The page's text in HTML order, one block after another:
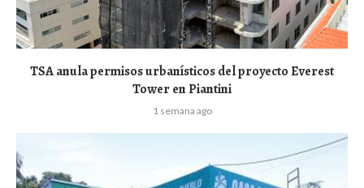
TSA anula permisos urbanísticos del proyecto Everest
Tower en Piantini
1 semana ago